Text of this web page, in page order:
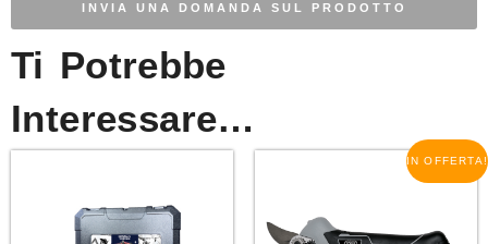
INVIA UNA DOMANDA SUL PRODOTTO
Ti Potrebbe
Interessare…
IN OFFERTA!